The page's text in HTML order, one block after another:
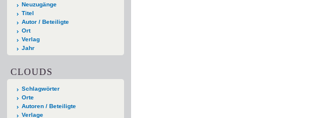
Neuzugänge
Titel
Autor / Beteiligte
Ort
Verlag
Jahr
CLOUDS
Schlagwörter
Orte
Autoren / Beteiligte
Verlage